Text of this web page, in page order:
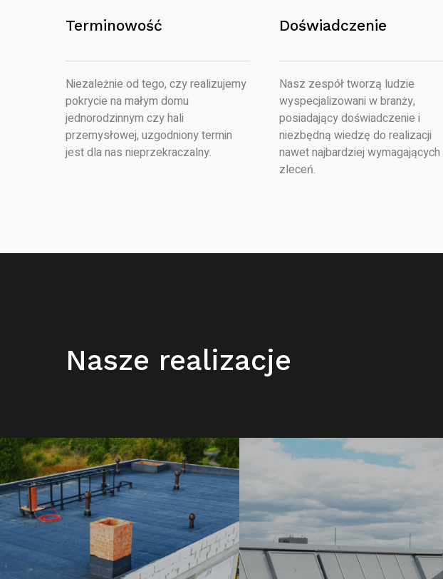
Terminowość
Niezależnie od tego, czy realizujemy
pokrycie na małym domu
jednorodzinnym czy hali
przemysłowej, uzgodniony termin
jest dla nas nieprzekraczalny.
Doświadczenie
Nasz zespół tworzą ludzie
wyspecjalizowani w branży,
posiadający doświadczenie i
niezbędną wiedzę do realizacji
nawet najbardziej wymagających
zleceń.
Nasze realizacje